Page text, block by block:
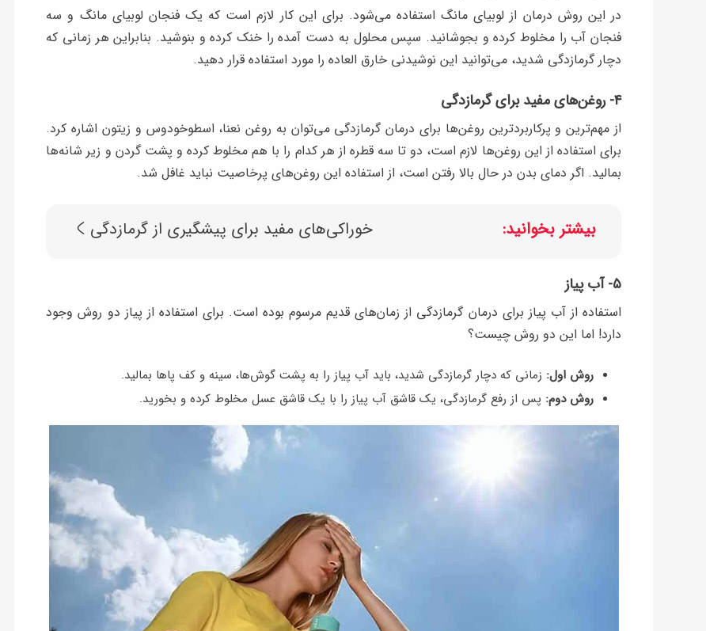
در این روش درمان از لوبیای مانگ استفاده می‌شود. برای این کار لازم است که یک فنجان لوبیای مانگ و سه
فنجان آب را مخلوط کرده و بجوشانید. سپس محلول به دست آمده را خنک کرده و بنوشید. بنابراین هر زمانی که
دچار گرمازدگی شدید، می‌توانید این نوشیدنی خارق العاده را مورد استفاده قرار دهید.
۴- روغن‌های مفید برای گرمازدگی
از مهم‌ترین و پرکاربردترین روغن‌ها برای درمان گرمازدگی می‌توان به روغن نعنا، اسطوخودوس و زیتون اشاره کرد.
برای استفاده از این روغن‌ها لازم است، دو تا سه قطره از هر کدام را با هم مخلوط کرده و پشت گردن و زیر شانه‌ها
بمالید. اگر دمای بدن در حال بالا رفتن است، از استفاده این روغن‌های پرخاصیت نباید غافل شد.
بیشتر بخوانید: خوراکی‌های مفید برای پیشگیری از گرمازدگی
۵- آب پیاز
استفاده از آب پیاز برای درمان گرمازدگی از زمان‌های قدیم مرسوم بوده است. برای استفاده از پیاز دو روش وجود
دارد! اما این دو روش چیست؟
روش اول: زمانی که دچار گرمازدگی شدید، باید آب پیاز را به پشت گوش‌ها، سینه و کف پاها بمالید.
روش دوم: پس از رفع گرمازدگی، یک قاشق آب پیاز را با یک قاشق عسل مخلوط کرده و بخورید.